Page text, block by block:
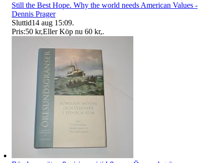
Still the Best Hope. Why the world needs American Values -
Dennis Prager
Sluttid14 aug 15:09.
Pris:50 kr,Eller Köp nu 60 kr,.